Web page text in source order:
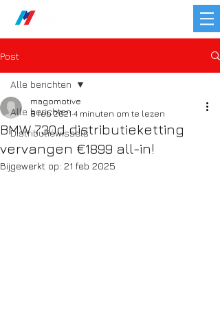
Post
Alle berichten
Distributiewissels
Alle berichten
BMW 730d distributieketting
vervangen €1899 all-in!
magomotive
8 feb 2021 4 minuten om te lezen
Bijgewerkt op: 21 feb 2025